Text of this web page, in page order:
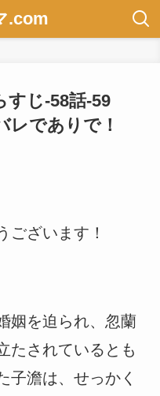
.com
すじ-58話-59
レでありで！
ございます！
姻を迫られ、忽蘭
たされているとも
子澹は、せっかく